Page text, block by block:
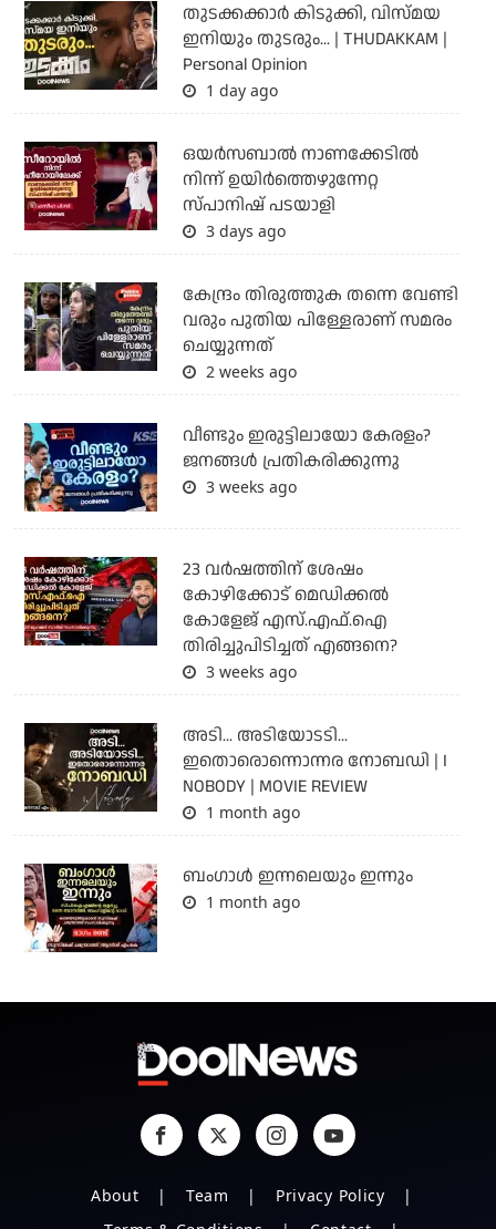
തുടക്കക്കാര്‍ കിടുക്കി, വിസ്മയ
ഇനിയും തുടരും... | THUDAKKAM |
Personal Opinion
1 day ago
ഒയര്‍സബാൽ നാണക്കേടിൽ
നിന്ന് ഉയിർത്തെഴുന്നേറ്റ
സ്പാനിഷ് പടയാളി
3 days ago
കേന്ദ്രം തിരുത്തുക തന്നെ വേണ്ടി
വരും പുതിയ പിള്ളേരാണ് സമരം
ചെയ്യുന്നത്
2 weeks ago
വീണ്ടും ഇരുട്ടിലായോ കേരളം?
ജനങ്ങൾ പ്രതികരിക്കുന്നു
3 weeks ago
23 വർഷത്തിന് ശേഷം
കോഴിക്കോട് മെഡിക്കൽ
കോളേജ് എസ്.എഫ്.ഐ
തിരിച്ചുപിടിച്ചത് എങ്ങനെ?
3 weeks ago
അടി... അടിയോടടി...
ഇതൊരൊന്നൊന്നര നോബഡി | I
NOBODY | MOVIE REVIEW
1 month ago
ബംഗാള്‍ ഇന്നലെയും ഇന്നും
1 month ago
About Team
Privacy Policy